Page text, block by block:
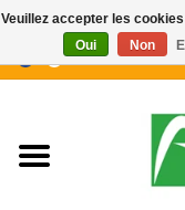
Nouveautés
Veuillez accepter les
Oui
Non